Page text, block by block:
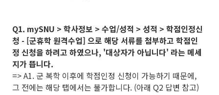
Q1. mySNU > 학사정보 > 수업/성적 > 성적 > 학점인정신
청 - [군휴학 원격수업] 으로 해당 서류를 첨부하고 학점인
정 신청을 하려고 하였으나, '대상자가 아닙니다' 라는 메세
지가 뜹니다.
=> A1. 군 복학 이후에 학점인정 신청이 가능하기 때문에,
그 전에는 해당 탭에서는 불가합니다. (아래 Q2 답변 참고)